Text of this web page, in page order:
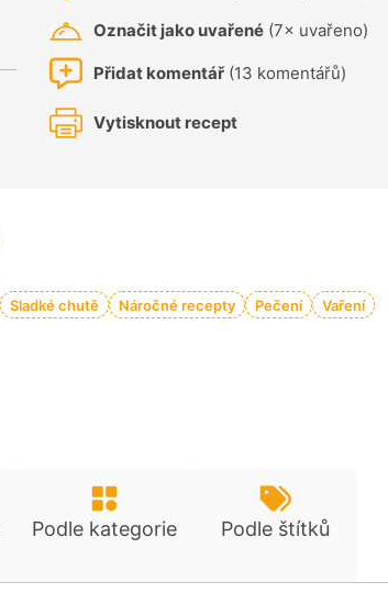
Označit jako uvařené (7× uvařeno)
Přidat komentář (13 komentářů)
Vytisknout recept
Sladké chutě Náročné recepty Pečení
Vaření
Podle kategorie Podle štítků